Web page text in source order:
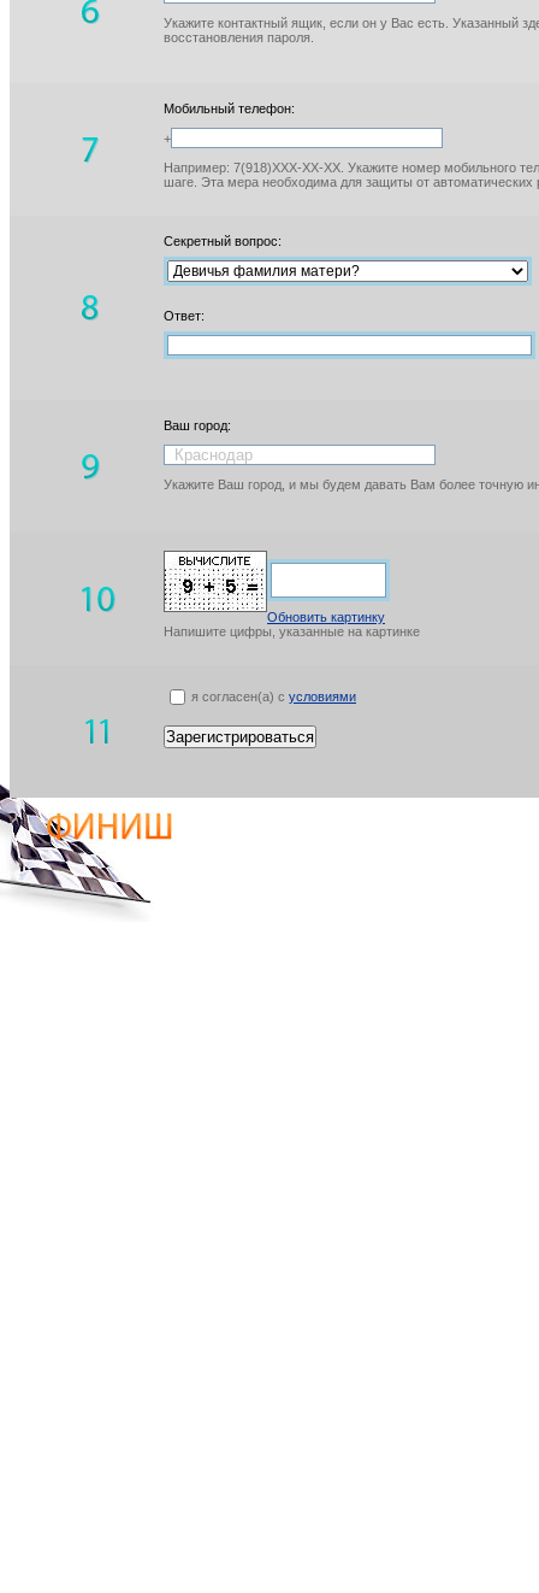
Укажите контактный ящик, если он у Вас есть. Указанный
восстановления пароля.
Мобильный телефон:
+
Например: 7(918)XXX-XX-XX. Укажите номер мобильного
шаге. Эта мера необходима для защиты от автоматических
Секретный вопрос:
Ответ:
Ваш город:
Укажите Ваш город, и мы будем давать Вам более точную
Обновить картинку
Напишите цифры, указанные на картинке
я согласен(а) с условиями
Зарегистрироваться